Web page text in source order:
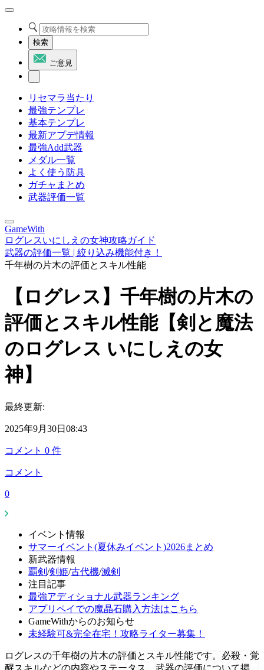
検索
ご意見
リセマラ当たり
最強テンプレ
基本テンプレ
最新アプデ情報
最強Add武器
メダル一覧
よく使う防具
ガチャまとめ
武器評価一覧
GameWith
ログレスいにしえの女神攻略ガイド
武器の評価一覧 | 絞り込み機能付き！
千年樹の片木の評価とスキル性能
【ログレス】千年樹の片木の
評価とスキル性能【剣と魔法
のログレス いにしえの女
神】
最終更新:
2025年9月30日08:43
コメント 0 件
コメント
0
イベント情報
サマーイベント(夏休みイベント)2026まとめ
新武器情報
覇剣 /剣姫/古代機/滅剣
注目記事
最強アディショナル武器ランキング
アプリペイでの魔晶石購入方法はこちら
GameWithからのお知らせ
未経験可&完全在宅！攻略ライター募集！
ログレスの千年樹の片木の評価とスキル性能です。必殺・覚
醒スキルなどの内容やステータス、武器の評価について掲